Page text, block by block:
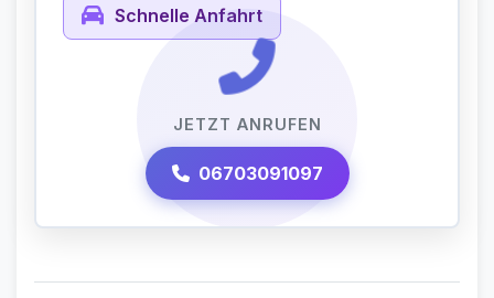
Schnelle Anfahrt
JETZT ANRUFEN
06703091097